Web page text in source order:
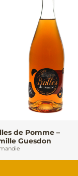
de Pomme –
Guesdon